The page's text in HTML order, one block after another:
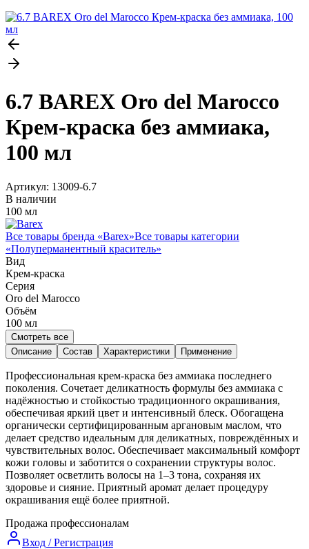
6.7 BAREX Oro del Marocco
Крем-краска без аммиака,
100 мл
Артикул: 13009-6.7
В наличии
100 мл
Все товары бренда «Barex»Все товары категории
«Полуперманентный краситель»
Вид
Крем-краска
Серия
Oro del Marocco
Объём
100 мл
Смотреть все
Описание
Состав Характеристики Применение
Профессиональная крем-краска без аммиака последнего
поколения. Сочетает деликатность формулы без аммиака с
надёжностью и стойкостью традиционного окрашивания,
обеспечивая яркий цвет и интенсивный блеск. Обогащена
органически сертифицированным аргановым маслом, что
делает средство идеальным для деликатных, повреждённых и
чувствительных волос. Обеспечивает максимальный комфорт
кожи головы и заботится о сохранении структуры волос.
Позволяет осветлить волосы на 1–3 тона, сохраняя их
здоровье и сияние. Приятный аромат делает процедуру
окрашивания ещё более приятной.
Продажа профессионалам
Вход / Регистрация